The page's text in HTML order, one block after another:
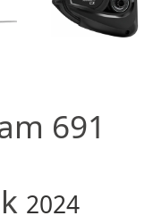
691
2024